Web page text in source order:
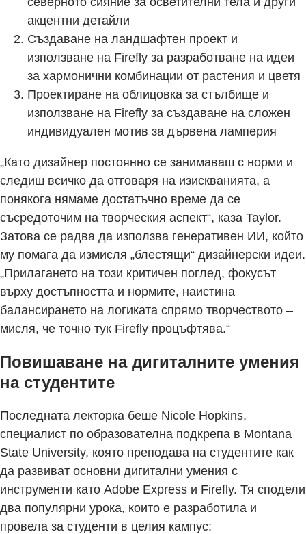
акцентни детайли
Създаване на ландшафтен проект и
използване на Firefly за разработване на идеи
за хармонични комбинации от растения и цветя
Проектиране на облицовка за стълбище и
използване на Firefly за създаване на сложен
индивидуален мотив за дървена ламперия
„Като дизайнер постоянно се занимаваш с норми и
следиш всичко да отговаря на изискванията, а
понякога нямаме достатъчно време да се
съсредоточим на творческия аспект“, каза Taylor.
Затова се радва да използва генеративен ИИ, който
му помага да измисля „блестящи“ дизайнерски идеи.
„Прилагането на този критичен поглед, фокусът
върху достъпността и нормите, наистина
балансирането на логиката спрямо творчеството –
мисля, че точно тук Firefly процъфтява.“
Повишаване на дигиталните умения
на студентите
Последната лекторка беше Nicole Hopkins,
специалист по образователна подкрепа в Montana
State University, която преподава на студентите как
да развиват основни дигитални умения с
инструменти като Adobe Express и Firefly. Тя сподели
два популярни урока, които е разработила и
провела за студенти в целия кампус: